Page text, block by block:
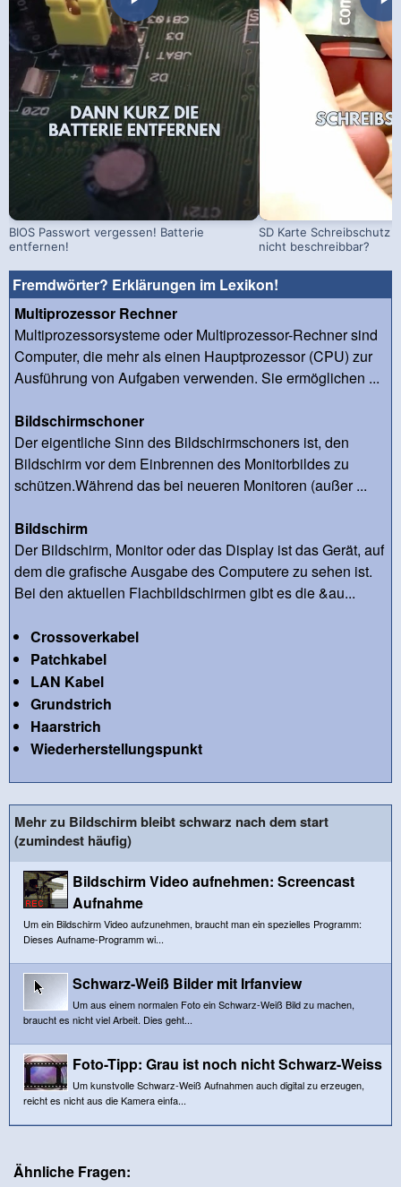
BIOS Passwort vergessen! Batterie
entfernen!
SD Karte Schreibschutz
nicht beschreibbar?
Fremdwörter? Erklärungen im Lexikon!
Multiprozessor Rechner
Multiprozessorsysteme oder Multiprozessor-Rechner sind
Computer, die mehr als einen Hauptprozessor (CPU) zur
Ausführung von Aufgaben verwenden. Sie ermöglichen ...
Bildschirmschoner
Der eigentliche Sinn des Bildschirmschoners ist, den
Bildschirm vor dem Einbrennen des Monitorbildes zu
schützen.Während das bei neueren Monitoren (außer ...
Bildschirm
Der Bildschirm, Monitor oder das Display ist das Gerät, auf
dem die grafische Ausgabe des Computere zu sehen ist.
Bei den aktuellen Flachbildschirmen gibt es die &au...
Crossoverkabel
Patchkabel
LAN Kabel
Grundstrich
Haarstrich
Wiederherstellungspunkt
Mehr zu Bildschirm bleibt schwarz nach dem start
(zumindest häufig)
Bildschirm Video aufnehmen: Screencast
Aufnahme
Um ein Bildschirm Video aufzunehmen, braucht man ein spezielles Programm:
Dieses Aufname-Programm wi...
Schwarz-Weiß Bilder mit Irfanview
Um aus einem normalen Foto ein Schwarz-Weiß Bild zu machen,
braucht es nicht viel Arbeit. Dies geht...
Foto-Tipp: Grau ist noch nicht Schwarz-Weiss
Um kunstvolle Schwarz-Weiß Aufnahmen auch digital zu erzeugen,
reicht es nicht aus die Kamera einfa...
Ähnliche Fragen: